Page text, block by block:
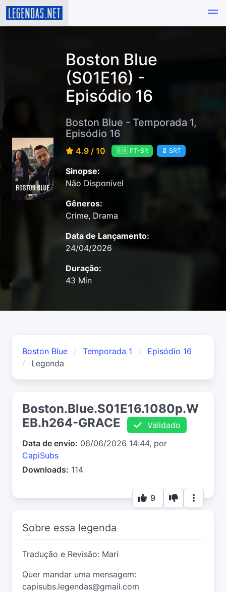
Boston Blue
(S01E16) -
Episódio 16
Boston Blue - Temporada 1,
Episódio 16
4.9 / 10 🇧🇷 PT-BR 📄 SRT
Sinopse:
Não Disponível
Gêneros:
Crime, Drama
Data de Lançamento:
24/04/2026
Duração:
43 Min
Boston Blue Temporada 1
Episódio 16
Legenda
Boston.Blue.S01E16.1080p.W
EB.h264-GRACE
Validado
Data de envio: 06/06/2026 14:44, por
CapiSubs
Downloads: 114
9
Sobre essa legenda
Tradução e Revisão: Mari
Quer mandar uma mensagem:
capisubs.legendas@gmail.com